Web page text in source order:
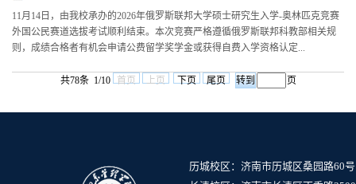
11月14日，由我校承办的2026年俄罗斯联邦大学硕士研究生入学-奥林匹克竞赛
外国公民赛道选拔考试顺利结束。本次竞赛严格遵循俄罗斯联邦科教部相关规
则，成绩合格者有机会申请公费留学奖学金或获得自费入学资格认定...
共78条 1/10 首页 上页 下页 尾页 页
历城校区：济南市历城区桑园